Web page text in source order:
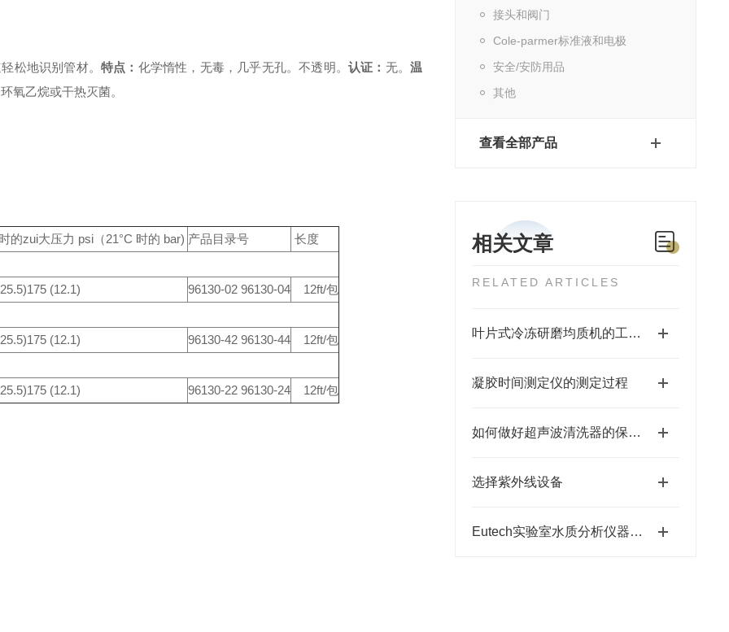
接头和阀门
Cole-parmer标准液和电极
安全/安防用品
其他
查看全部产品
相关文章
RELATED ARTICLES
叶片式冷冻研磨均质机的工艺原理
凝胶时间测定仪的测定过程
如何做好超声波清洗器的保养工作
选择紫外线设备
Eutech实验室水质分析仪器在养殖业的发展
松地识别管材。 特点： 化学惰性，无毒，几乎无孔。不透明。 认证： 无。 温
氧乙烷或干热灭菌。
的zui大压力 psi （21°C 时的 bar) 产品目录号 长度
175 (12.1) 96130-02 96130-04 12ft/包
175 (12.1) 96130-42 96130-44 12ft/包
175 (12.1) 96130-22 96130-24 12ft/包